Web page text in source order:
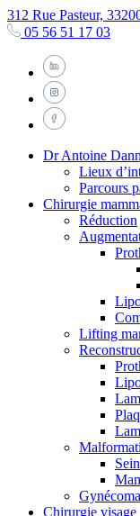
312 Rue Pasteur,
05 56 51 17 03
Dr Antoine
Lieux
Parcours
Chirurgie
Réduction
Lifting
Chirurgie visage